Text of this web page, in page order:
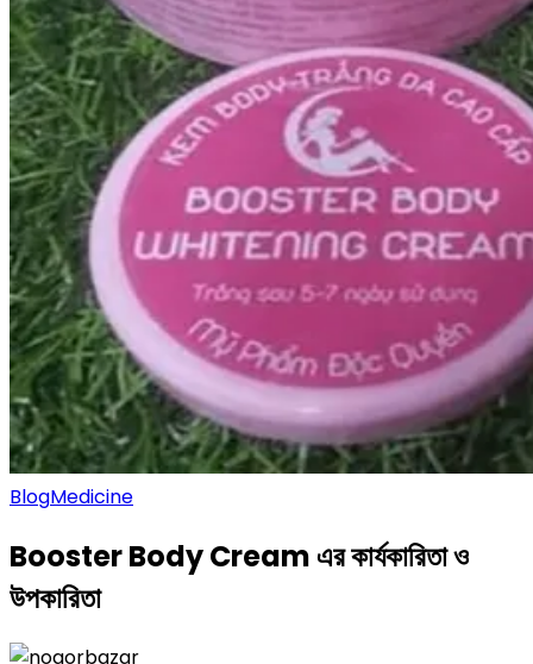
BlogMedicine
Booster Body Cream এর কার্যকারিতা ও
উপকারিতা